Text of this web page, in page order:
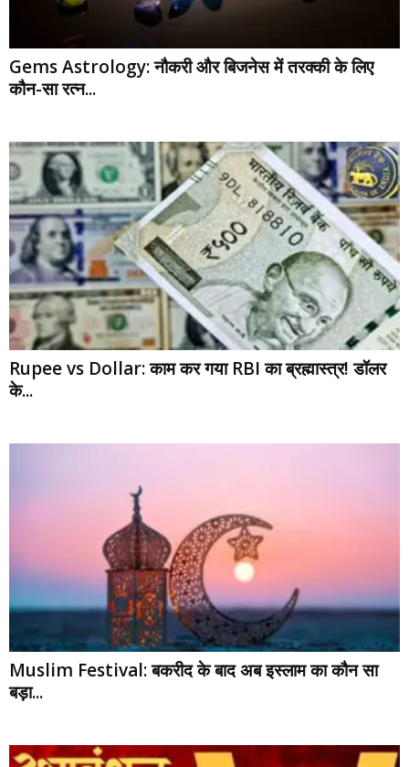
Gems Astrology: नौकरी और बिजनेस में तरक्की के लिए
कौन-सा रत्न...
Rupee vs Dollar: काम कर गया RBI का ब्रह्मास्त्र! डॉलर
के...
Muslim Festival: बकरीद के बाद अब इस्लाम का कौन सा
बड़ा...